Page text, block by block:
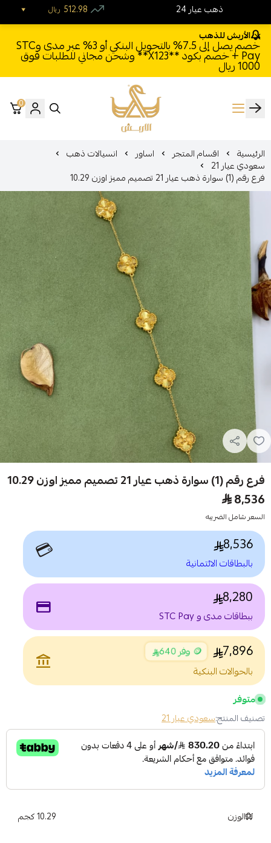
الأربش للذهب
خصم يصل إلى 7.5% بالتحويل البنكي أو 3% عبر مدى وSTC
Pay + خصم بكود **X123** وشحن مجاني للطلبات فوق
1000 ريال
الأربش للذهب
0
الرئيسية اقسام المتجر اساور انسيالات ذهب
سعودي عيار 21
فرع رقم (1) سوارة ذهب عيار 21 تصميم مميز اوزن 10.29
فرع رقم (1) سوارة ذهب عيار 21 تصميم مميز اوزن 10.29
8,536
السعر شامل الضريبه
8,536
بالبطاقات الائتمانية 💳
8,280
ببطاقات مدى و STC Pay payment
7,896 🪙 وفر 640
بالحوالات البنكية
account_balance
متوفر
تصنيف المنتج:سعودي عيار 21
الوزن 10.29 كجم
24 ذهب عيار ريال 512.98